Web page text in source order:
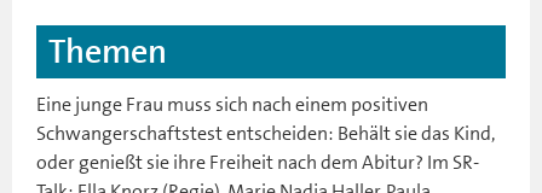
Themen
Eine junge Frau muss sich nach einem positiven
Schwangerschaftstest entscheiden: Behält sie das Kind,
oder genießt sie ihre Freiheit nach dem Abitur? Im SR-